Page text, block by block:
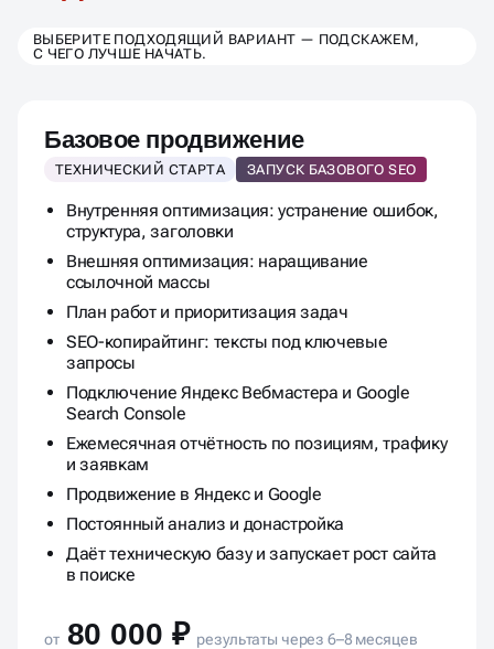
Базовое продвижение
ТЕХНИЧЕСКИЙ СТАРТА ЗАПУСК БАЗОВОГО SEO
Внутренняя оптимизация: устранение ошибок,
структура, заголовки
Внешняя оптимизация: наращивание
ссылочной массы
План работ и приоритизация задач
SEO-копирайтинг: тексты под ключевые
запросы
Подключение Яндекс Вебмастера и Google
Search Console
Ежемесячная отчётность по позициям, трафику
и заявкам
Продвижение в Яндекс и Google
Постоянный анализ и донастройка
Даёт техническую базу и запускает рост сайта